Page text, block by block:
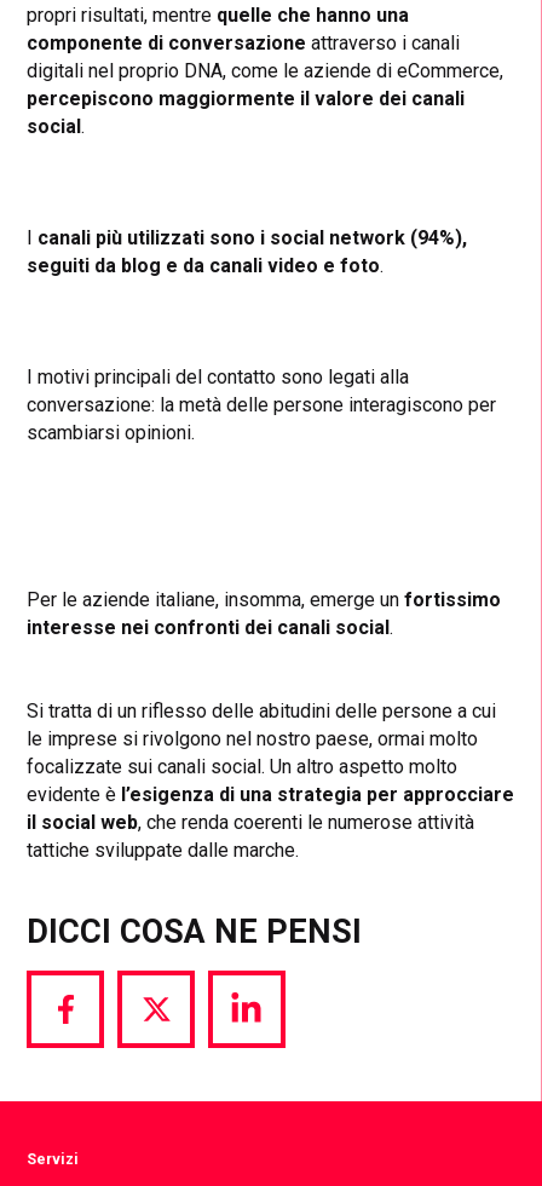
propri risultati, mentre quelle che hanno una
componente di conversazione attraverso i canali
digitali nel proprio DNA, come le aziende di eCommerce,
percepiscono maggiormente il valore dei canali
social.
I canali più utilizzati sono i social network (94%),
seguiti da blog e da canali video e foto.
I motivi principali del contatto sono legati alla
conversazione: la metà delle persone interagiscono per
scambiarsi opinioni.
Per le aziende italiane, insomma, emerge unfortissimo
interesse nei confronti dei canali social.
Si tratta di un riflesso delle abitudini delle persone a cui
le imprese si rivolgono nel nostro paese, ormai molto
focalizzate sui canali social. Un altro aspetto molto
evidente è l’esigenza di una strategia per approcciare
il social web, che renda coerenti le numerose attività
tattiche sviluppate dalle marche.
DICCI COSA NE PENSI
Share
via
Share
via
Share
via
Servizi